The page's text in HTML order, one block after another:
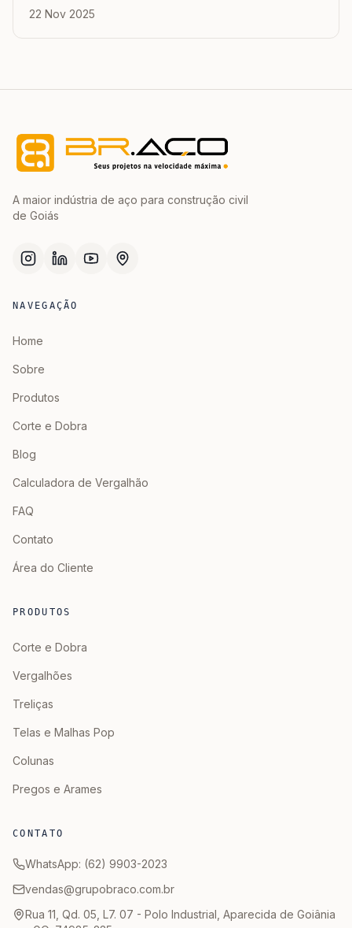
22 Nov 2025
A maior indústria de aço para construção civil
de Goiás
NAVEGAÇÃO
Home
Sobre
Produtos
Corte e Dobra
Blog
Calculadora de Vergalhão
FAQ
Contato
Área do Cliente
PRODUTOS
Corte e Dobra
Vergalhões
Treliças
Telas e Malhas Pop
Colunas
Pregos e Arames
CONTATO
WhatsApp: (62) 9903-2023
vendas@grupobraco.com.br
Rua 11, Qd. 05, L7. 07 - Polo Industrial, Aparecida de Goiânia